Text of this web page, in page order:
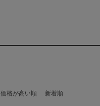
価格が高い順 新着順